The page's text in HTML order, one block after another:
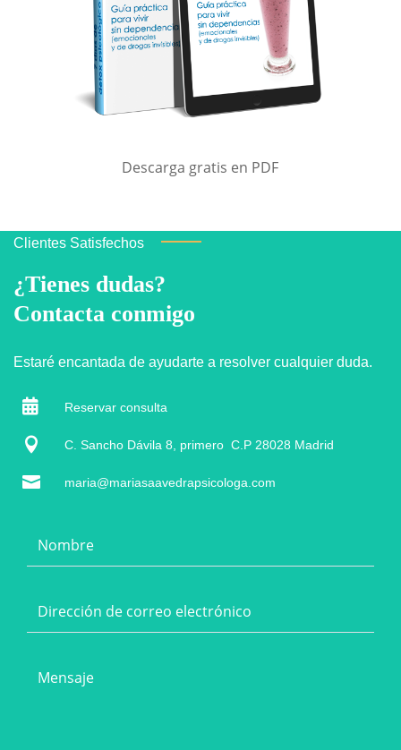
Descarga gratis en PDF
Clientes Satisfechos
¿Tienes dudas?
Contacta conmigo
Estaré encantada de ayudarte a resolver cualquier duda.
 Reservar consulta
 C. Sancho Dávila 8, primero C.P 28028 Madrid
 maria@mariasaavedrapsicologa.com